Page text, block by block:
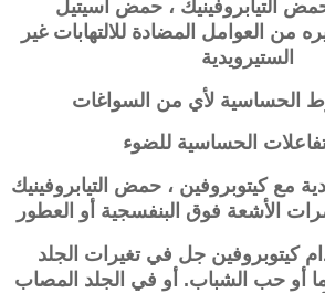
حمض التيابروفينيك ، حمض أسيتيل
من العوامل المضادة للالتهابات غير
الستيرويدية
الحساسية لأي من السواغات
الحساسية للضوء
مع كيتوبروفين ، حمض التيابروفينيك
الأشعة فوق البنفسجية أو العطور
كيتوبروفين جل في تغيرات الجلد
أو حب الشباب. أو في الجلد المصاب